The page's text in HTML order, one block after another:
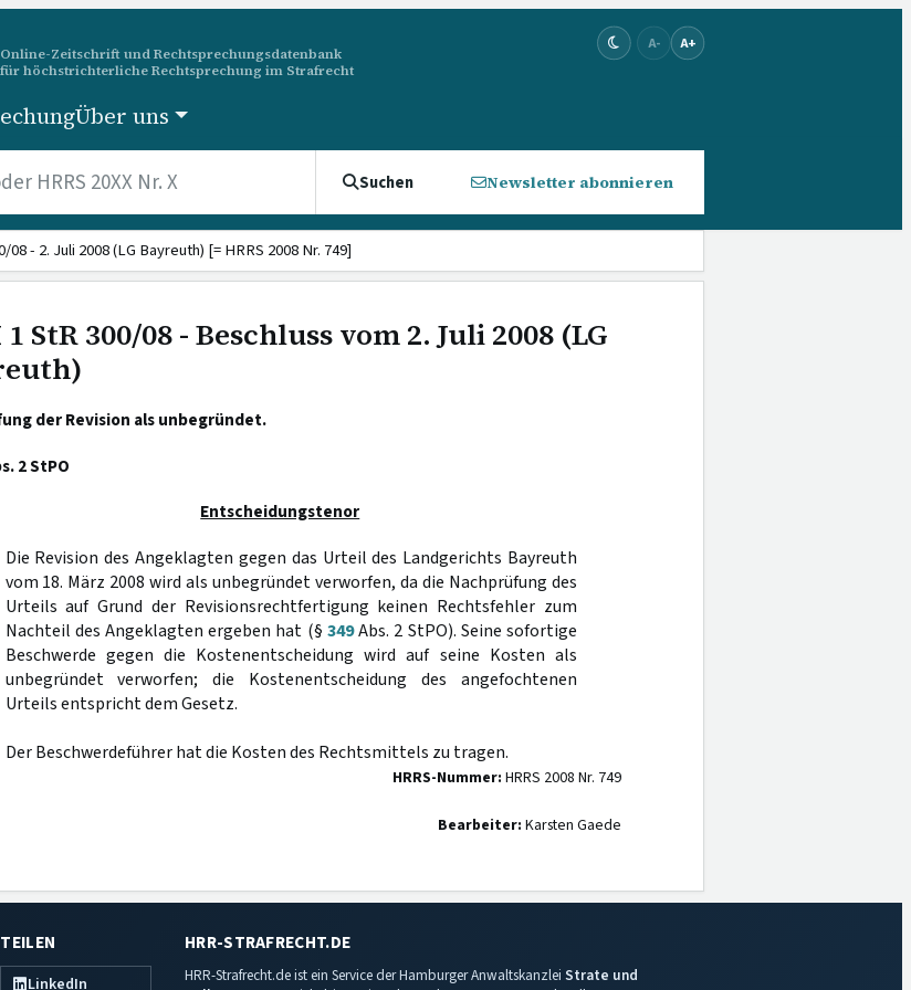
Online-Zeitschrift und Rechtsprechungsdatenbank
für höchstrichterliche Rechtsprechung im Strafrecht
A- A+
Über uns
Suchen Newsletter abonnieren
08 - 2. Juli 2008 (LG Bayreuth) [= HRRS 2008 Nr. 749]
1 StR 300/08 - Beschluss vom 2. Juli 2008 (LG
der Revision als unbegründet.
2 StPO
Entscheidungstenor
Die Revision des Angeklagten gegen das Urteil des Landgerichts Bayreuth
vom 18. März 2008 wird als unbegründet verworfen, da die Nachprüfung des
Urteils auf Grund der Revisionsrechtfertigung keinen Rechtsfehler zum
Nachteil des Angeklagten ergeben hat (§ 349Abs. 2 StPO). Seine sofortige
Beschwerde gegen die Kostenentscheidung wird auf seine Kosten als
unbegründet verworfen; die Kostenentscheidung des angefochtenen
Urteils entspricht dem Gesetz.
Der Beschwerdeführer hat die Kosten des Rechtsmittels zu tragen.
HRRS-Nummer: HRRS 2008 Nr. 749
Bearbeiter: Karsten Gaede
TEILEN
LinkedIn
HRR-STRAFRECHT.DE
HRR-Strafrecht.de ist ein Service der Hamburger Anwaltskanzlei Strate und